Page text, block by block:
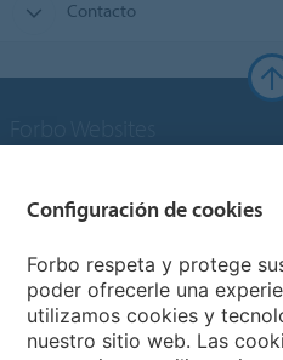
Contacto
Forbo Flooring Systems
Forbo Movement Systems
Configuración de cookies
Forbo respeta y protege
poder ofrecerle una
utilizamos cookies y
nuestro sitio web. Las